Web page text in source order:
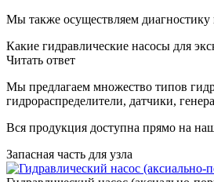
Мы также осуществляем диагностику
Какие гидравлические насосы для
Читать ответ
Мы предлагаем множество типов
гидрораспределители, датчики,
Вся продукция доступна прямо на
Запасная часть для узла